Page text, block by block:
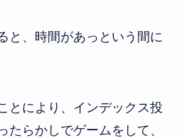
と、時間があっという間に
とにより、インデックス投
たらかしでゲームをして、